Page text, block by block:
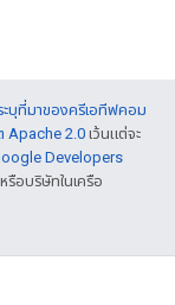
บุที่มาของครีเอทีฟคอม
Apache 2.0เว้นแต่จะ
Developers
รือบริษัทในเครือ